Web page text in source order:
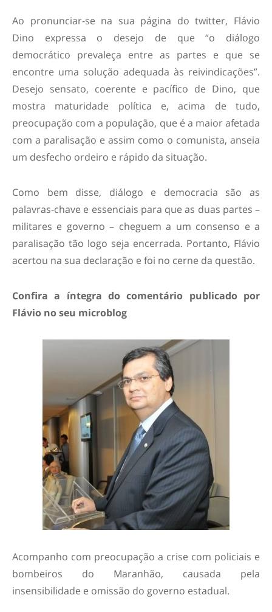
Ao pronunciar-se na sua página do twitter, Flávio
Dino expressa o desejo de que “o diálogo
democrático prevaleça entre as partes e que se
encontre uma solução adequada às reivindicações”.
Desejo sensato, coerente e pacífico de Dino, que
mostra maturidade política e, acima de tudo,
preocupação com a população, que é a maior afetada
com a paralisação e assim como o comunista, anseia
um desfecho ordeiro e rápido da situação.
Como bem disse, diálogo e democracia são as
palavras-chave e essenciais para que as duas partes –
militares e governo – cheguem a um consenso e a
paralisação tão logo seja encerrada. Portanto, Flávio
acertou na sua declaração e foi no cerne da questão.
Confira a íntegra do comentário publicado por
Flávio no seu microblog
Acompanho com preocupação a crise com policiais e
bombeiros do Maranhão, causada pela
insensibilidade e omissão do governo estadual.